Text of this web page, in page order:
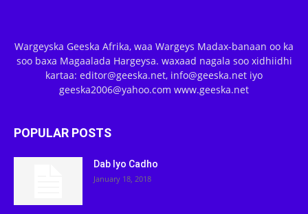
Wargeyska Geeska Afrika, waa Wargeys Madax-banaan oo ka
soo baxa Magaalada Hargeysa. waxaad nagala soo xidhiidhi
kartaa: editor@geeska.net, info@geeska.net iyo
geeska2006@yahoo.com www.geeska.net
POPULAR POSTS
Dab Iyo Cadho
January 18, 2018